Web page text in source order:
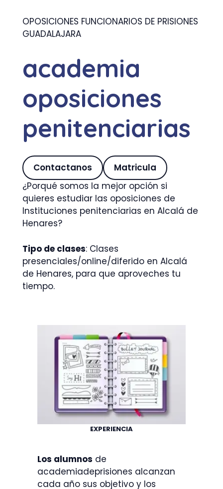
OPOSICIONES FUNCIONARIOS DE PRISIONES
GUADALAJARA
academia
oposiciones
penitenciarias
Contactanos
Matricula
¿Porqué somos la mejor opción si
quieres estudiar las oposiciones de
Instituciones penitenciarias en Alcalá de
Henares?
Tipo de clases: Clases
presenciales/online/diferido en Alcalá
de Henares, para que aproveches tu
tiempo.
EXPERIENCIA
Los alumnos de
academiadeprisiones alcanzan
cada año sus objetivo y los